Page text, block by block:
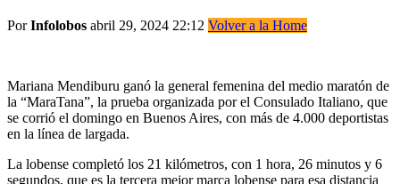
PorInfolobos abril 29, 2024 22:12 Volver a la Home
Mariana Mendiburu ganó la general femenina del medio maratón de
la “MaraTana”, la prueba organizada por el Consulado Italiano, que
se corrió el domingo en Buenos Aires, con más de 4.000 deportistas
en la línea de largada.
La lobense completó los 21 kilómetros, con 1 hora, 26 minutos y 6
segundos, que es la tercera mejor marca lobense para esa distancia